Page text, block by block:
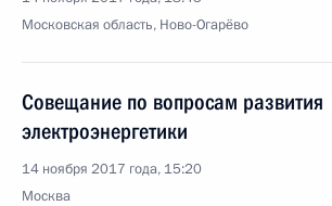
Московская область, Ново-Огарёво
Совещание по вопросам развития
электроэнергетики
14 ноября 2017 года, 15:20
Москва